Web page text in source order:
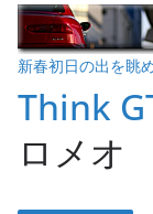
新春初日の出を眺
Think
ロメオ